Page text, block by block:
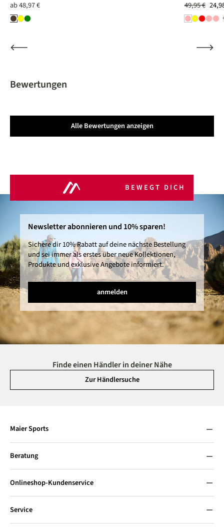
ab48,97 € 49,95 €
Bewertungen
Alle Bewertungen anzeigen
BEWEGT DICH
Newsletter abonnieren und 10% sparen!
Sichere dir 10% Rabatt auf deine nächste Bestellung
und sei immer als erstes über neue Kollektionen,
Produkte und exklusive Angebote informiert.
anmelden
Finde einen Händler in deiner Nähe
Zur Händlersuche
Maier Sports
Beratung
Onlineshop-Kundenservice
Service